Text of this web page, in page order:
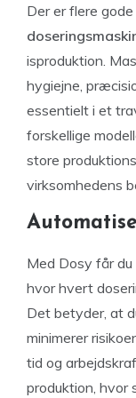
Der er flere
isproduktion.
hygiejne,
essentielt i et
forskellige
store
virksomhedens
Med Dosy får
hvor hvert
Det betyder, at
minimerer
tid og
produktion, hvor